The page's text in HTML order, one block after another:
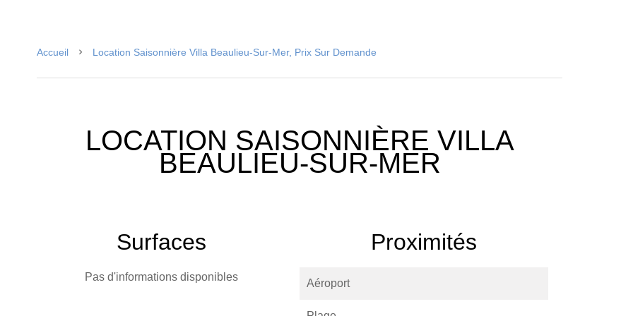
Accueil Location Saisonnière Villa Beaulieu-Sur-Mer, Prix Sur Demande
LOCATION SAISONNIÈRE VILLA
BEAULIEU-SUR-MER
Surfaces
Pas d'informations disponibles
Proximités
Aéroport